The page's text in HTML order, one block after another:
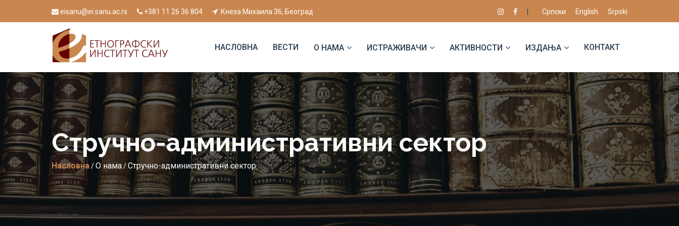
eisanu@ei.sanu.ac.rs +381 11 26 36 804 Кнеза Михаила 36, Београд Српски English Srpski
НАСЛОВНА ВЕСТИ О НАМА ИСТРАЖИВАЧИ АКТИВНОСТИ ИЗДАЊА КОНТАКТ
Стручно-административни сектор
Насловна/О нама/Стручно-административни сектор